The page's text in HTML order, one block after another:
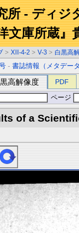
所 - ディジ
文庫所蔵』
> XII-4-2 > V-3 > 白黒高
-書誌情報（メタデー
高解像度 PDF
ページ
of a